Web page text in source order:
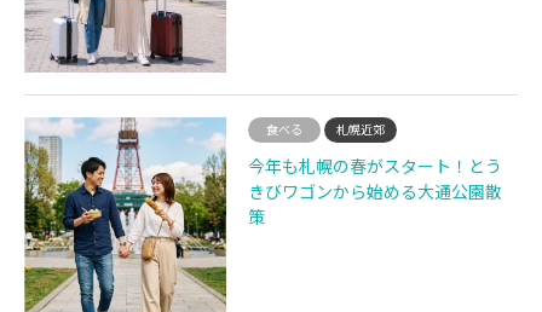
食べる 札幌近郊
今年も札幌の春がスタート！とう
きびワゴンから始める大通公園散
策